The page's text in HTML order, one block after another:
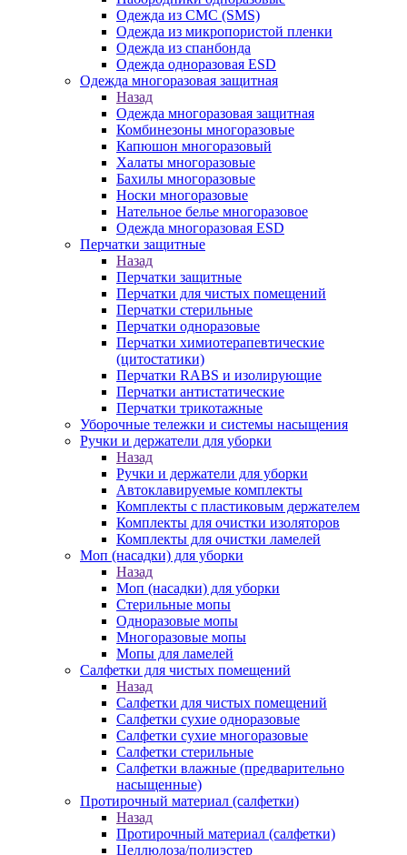
Одежда из СМС (SMS)
Одежда из микропористой пленки
Одежда из спанбонда
Одежда одноразовая ESD
Одежда многоразовая защитная
Назад
Одежда многоразовая защитная
Комбинезоны многоразовые
Капюшон многоразовый
Халаты многоразовые
Бахилы многоразовые
Носки многоразовые
Нательное белье многоразовое
Одежда многоразовая ESD
Перчатки защитные
Назад
Перчатки защитные
Перчатки для чистых помещений
Перчатки стерильные
Перчатки одноразовые
Перчатки химиотерапевтические
(цитостатики)
Перчатки RABS и изолирующие
Перчатки антистатические
Перчатки трикотажные
Уборочные тележки и системы насыщения
Ручки и держатели для уборки
Назад
Ручки и держатели для уборки
Автоклавируемые комплекты
Комплекты с пластиковым держателем
Комплекты для очистки изоляторов
Комплекты для очистки ламелей
Моп (насадки) для уборки
Назад
Моп (насадки) для уборки
Стерильные мопы
Одноразовые мопы
Многоразовые мопы
Мопы для ламелей
Салфетки для чистых помещений
Назад
Салфетки для чистых помещений
Салфетки сухие одноразовые
Салфетки сухие многоразовые
Салфетки стерильные
Салфетки влажные (предварительно
насыщенные)
Протирочный материал (салфетки)
Назад
Протирочный материал (салфетки)
Целлюлоза/полиэстер